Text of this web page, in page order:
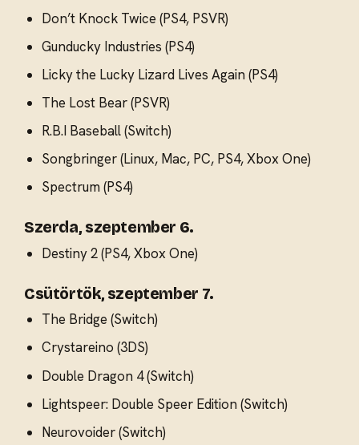
Don’t Knock Twice (PS4, PSVR)
Gunducky Industries (PS4)
Licky the Lucky Lizard Lives Again (PS4)
The Lost Bear (PSVR)
R.B.I Baseball (Switch)
Songbringer (Linux, Mac, PC, PS4, Xbox One)
Spectrum (PS4)
Szerda, szeptember 6.
Destiny 2 (PS4, Xbox One)
Csütörtök, szeptember 7.
The Bridge (Switch)
Crystareino (3DS)
Double Dragon 4 (Switch)
Lightspeer: Double Speer Edition (Switch)
Neurovoider (Switch)